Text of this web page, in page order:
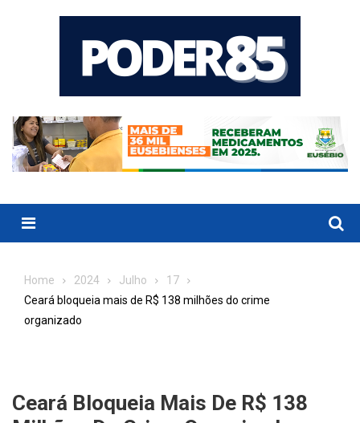
Menu
Home 2024 Julho
17
Ceará bloqueia mais de R$ 138 milhões do crime
organizado
Ceará Bloqueia Mais De R$ 138